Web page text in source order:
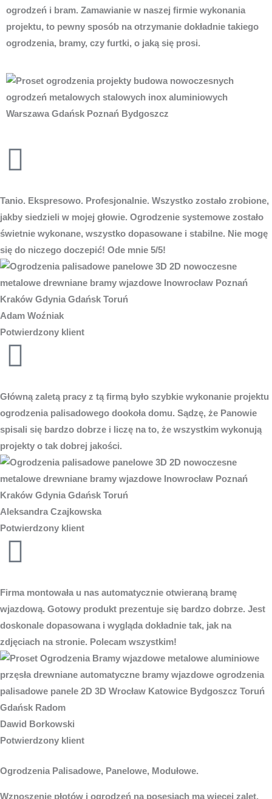
ogrodzeń i bram. Zamawianie w naszej firmie wykonania
projektu, to pewny sposób na otrzymanie dokładnie takiego
ogrodzenia, bramy, czy furtki, o jaką się prosi.
Tanio. Ekspresowo. Profesjonalnie. Wszystko zostało zrobione,
jakby siedzieli w mojej głowie. Ogrodzenie systemowe zostało
świetnie wykonane, wszystko dopasowane i stabilne. Nie mogę
się do niczego doczepić! Ode mnie 5/5!
Adam Woźniak
Potwierdzony klient
Główną zaletą pracy z tą firmą było szybkie wykonanie projektu
ogrodzenia palisadowego dookoła domu. Sądzę, że Panowie
spisali się bardzo dobrze i liczę na to, że wszystkim wykonują
projekty o tak dobrej jakości.
Aleksandra Czajkowska
Potwierdzony klient
Firma montowała u nas automatycznie otwieraną bramę
wjazdową. Gotowy produkt prezentuje się bardzo dobrze. Jest
doskonale dopasowana i wygląda dokładnie tak, jak na
zdjęciach na stronie. Polecam wszystkim!
Dawid Borkowski
Potwierdzony klient
Ogrodzenia Palisadowe, Panelowe, Modułowe.
Wznoszenie płotów i ogrodzeń na posesjach ma więcej zalet,